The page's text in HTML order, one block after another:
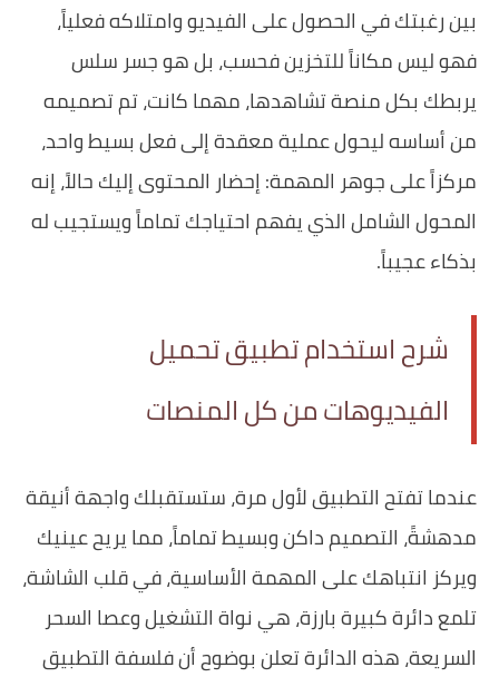
بين رغبتك في الحصول على الفيديو وامتلاكه فعلياً،
فهو ليس مكاناً للتخزين فحسب، بل هو جسر سلس
يربطك بكل منصة تشاهدها، مهما كانت، تم تصميمه
من أساسه ليحول عملية معقدة إلى فعل بسيط واحد،
مركزاً على جوهر المهمة: إحضار المحتوى إليك حالاً، إنه
المحول الشامل الذي يفهم احتياجك تماماً ويستجيب له
بذكاء عجيباً.
شرح استخدام تطبيق تحميل
الفيديوهات من كل المنصات
عندما تفتح التطبيق لأول مرة، ستستقبلك واجهة أنيقة
مدهشةً، التصميم داكن وبسيط تماماً، مما يريح عينيك
ويركز انتباهك على المهمة الأساسية، في قلب الشاشة،
تلمع دائرة كبيرة بارزة، هي نواة التشغيل وعصا السحر
السريعة، هذه الدائرة تعلن بوضوح أن فلسفة التطبيق